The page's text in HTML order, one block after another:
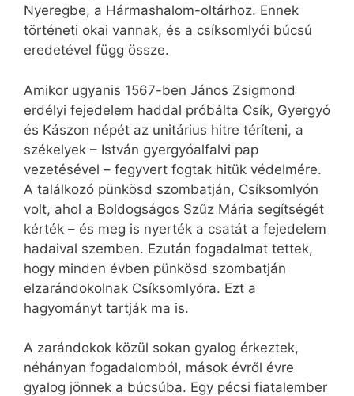
Nyeregbe, a Hármashalom-oltárhoz. Ennek
történeti okai vannak, és a csíksomlyói búcsú
eredetével függ össze.
Amikor ugyanis 1567-ben János Zsigmond
erdélyi fejedelem haddal próbálta Csík, Gyergyó
és Kászon népét az unitárius hitre téríteni, a
székelyek – István gyergyóalfalvi pap
vezetésével – fegyvert fogtak hitük védelmére.
A találkozó pünkösd szombatján, Csíksomlyón
volt, ahol a Boldogságos Szűz Mária segítségét
kérték – és meg is nyerték a csatát a fejedelem
hadaival szemben. Ezután fogadalmat tettek,
hogy minden évben pünkösd szombatján
elzarándokolnak Csíksomlyóra. Ezt a
hagyományt tartják ma is.
A zarándokok közül sokan gyalog érkeztek,
néhányan fogadalomból, mások évről évre
gyalog jönnek a búcsúba. Egy pécsi fiatalember